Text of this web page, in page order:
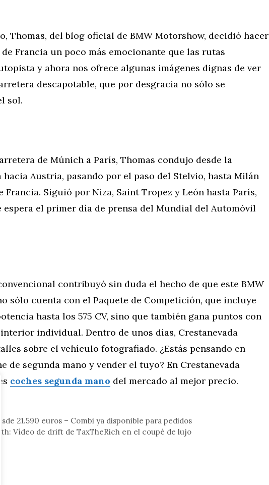
Thomas, del blog oficial de BMW Motorshow, decidió hacer
Francia un poco más emocionante que las rutas
y ahora nos ofrece algunas imágenes dignas de ver
descapotable, que por desgracia no sólo se
sol.
de Múnich a París, Thomas condujo desde la
Austria, pasando por el paso del Stelvio, hasta Milán
Francia. Siguió por Niza, Saint Tropez y León hasta París,
espera el primer día de prensa del Mundial del Automóvil
contribuyó sin duda el hecho de que este BMW
sólo cuenta con el Paquete de Competición, que incluye
hasta los 575 CV, sino que también gana puntos con
individual. Dentro de unos días, Crestanevada
sobre el vehículo fotografiado. ¿Estás pensando en
de segunda mano y vender el tuyo? En Crestanevada
coches segunda mano del mercado al mejor precio.
21.590 euros – Combi ya disponible para pedidos
Vídeo de drift de TaxTheRich en el coupé de lujo